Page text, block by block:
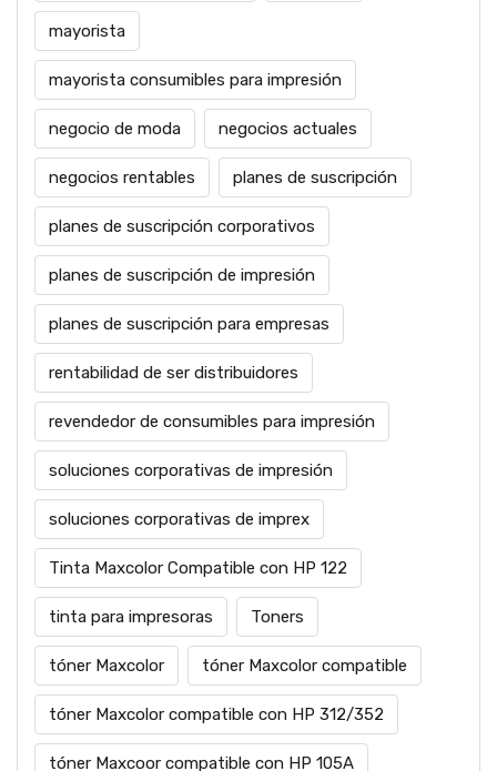
mayorista
mayorista consumibles para impresión
negocio de moda negocios actuales
negocios rentables planes de suscripción
planes de suscripción corporativos
planes de suscripción de impresión
planes de suscripción para empresas
rentabilidad de ser distribuidores
revendedor de consumibles para impresión
soluciones corporativas de impresión
soluciones corporativas de imprex
Tinta Maxcolor Compatible con HP 122
tinta para impresoras Toners
tóner Maxcolor tóner Maxcolor compatible
tóner Maxcolor compatible con HP 312/352
tóner Maxcoor compatible con HP 105A